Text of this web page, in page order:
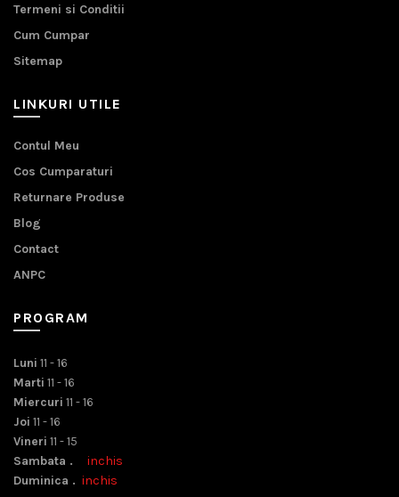
Termeni si Conditii
Cum Cumpar
Sitemap
LINKURI UTILE
Contul Meu
Cos Cumparaturi
Returnare Produse
Blog
Contact
ANPC
PROGRAM
Luni 11 - 16
Marti 11 - 16
Miercuri 11 - 16
Joi 11 - 16
Vineri 11 - 15
Sambata . inchis
Duminica . inchis